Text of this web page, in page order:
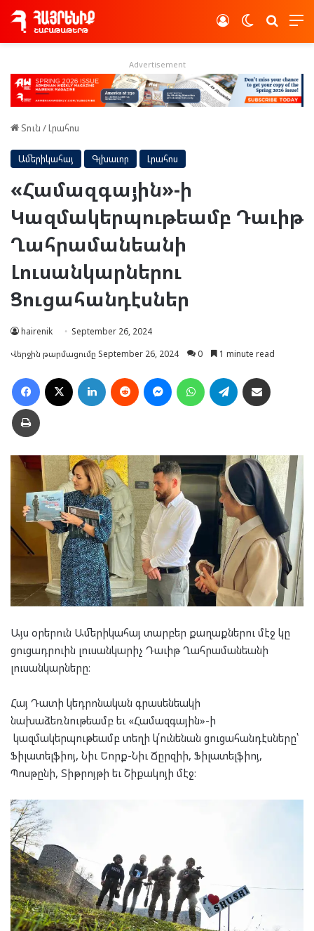
Switch skin
Log In
Advertisement
Տուն /Լրահոս
Ամերիկահայ Գլխաւոր Լրահոս
«Համազգային»-ի
Կազմակերպութեամբ Դաւիթ
Ղահրամանեանի
Լուսանկարներու
Ցուցահանդէսներ
hairenik
September 26, 2024
Վերջին թարմացումը September 26, 2024
0 1 minute read
Facebook LinkedIn Reddit MessengerWhatsAppTelegram
Տպել
Այս օրերուն Ամերիկահայ տարբեր քաղաքներու մէջ կը
ցուցադրուին լուսանկարիչ Դաւիթ Ղահրամանեանի
լուսանկարները։
Հայ Դատի կեդրոնական գրասենեակի
նախաձեռնութեամբ եւ «Համազգային»-ի
կազմակերպութեամբ տեղի կ՛ունենան ցուցահանդէսները՝
Ֆիլատելֆիոյ, Նիւ Եորք-Նիւ Ճըրզիի, Ֆիլատելֆիոյ,
Պոսթընի, Տիթրոյթի եւ Շիքակոյի մէջ։